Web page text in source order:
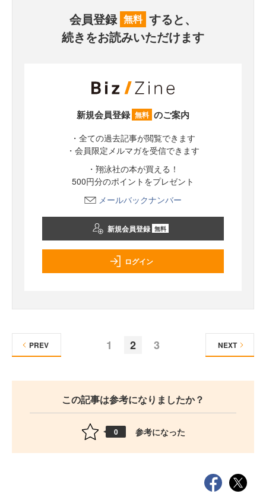
会員登録 無料 すると、
続きをお読みいただけます
新規会員登録 無料 のご案内
・全ての過去記事が閲覧できます
・会員限定メルマガを受信できます
・翔泳社の本が買える！
500円分のポイントをプレゼント
メールバックナンバー
新規会員登録 無料
ログイン
1 2 3
PREV NEXT
この記事は参考になりましたか？
0 参考になった